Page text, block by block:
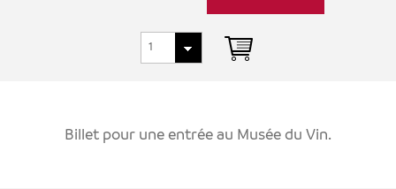
Billet pour une entrée au Musée du Vin.